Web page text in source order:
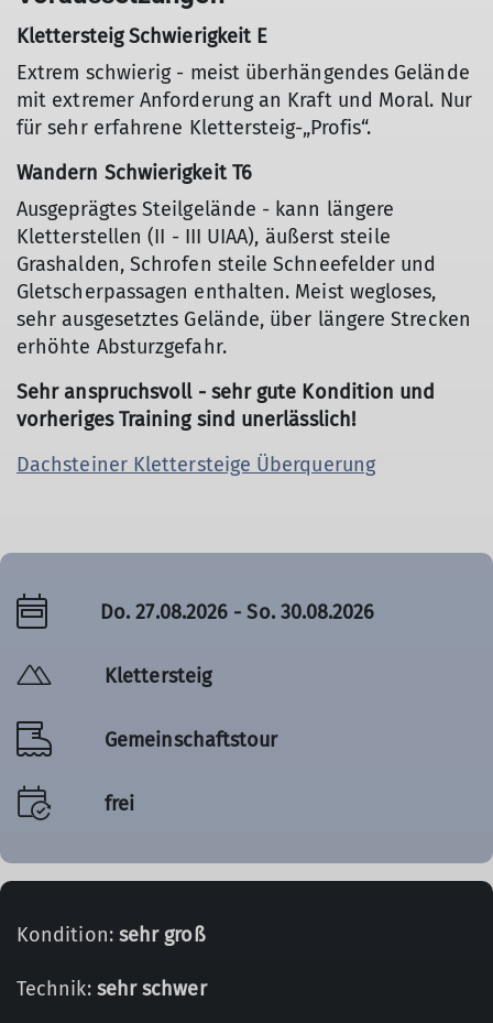
Klettersteig Schwierigkeit E
Extrem schwierig - meist überhängendes Gelände
mit extremer Anforderung an Kraft und Moral. Nur
für sehr erfahrene Klettersteig-„Profis“.
Wandern Schwierigkeit T6
Ausgeprägtes Steilgelände - kann längere
Kletterstellen (II - III UIAA), äußerst steile
Grashalden, Schrofen steile Schneefelder und
Gletscherpassagen enthalten. Meist wegloses,
sehr ausgesetztes Gelände, über längere Strecken
erhöhte Absturzgefahr.
Sehr anspruchsvoll - sehr gute Kondition und
vorheriges Training sind unerlässlich!
Dachsteiner Klettersteige Überquerung
Do. 27.08.2026 - So. 30.08.2026
Klettersteig
Gemeinschaftstour
frei
Kondition: sehr groß
Technik: sehr schwer